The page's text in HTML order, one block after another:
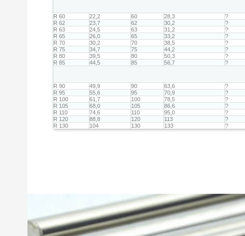
R 60 22,2 60 28,3 ?
R 62
23,7 62 30,2 ?
R 63
24,5 63 31,2 ?
R 65
26,0 65 33,2 ?
R 70
30,2 70 38,5 ?
R 75
34,7 75 44,2 ?
R 80
39,5 80 50,3 ?
R 85
44,5 85 56,7 ?
R 90 49,9 90 63,6 ?
R 95
55,6 95 70,9 ?
R 100
61,7 100 78,5 ?
R 105
68,0 105 86,6 ?
R 110
74,6 110 95,0 ?
R 120
88,8 120 113 ?
R 130
104 130 133 ?